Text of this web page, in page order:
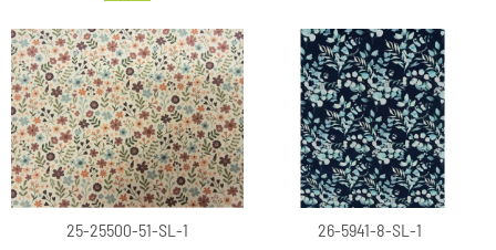
25-25500-51-SL-1 26-5941-8-SL-1